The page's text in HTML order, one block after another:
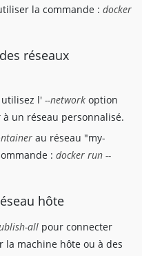
la commande : docker
réseaux
utilisez l' --network option
à un réseau personnalisé.
au réseau "my-
: docker run --
hôte
all pour connecter
la machine hôte ou à des